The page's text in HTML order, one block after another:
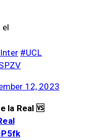
el
#UCL
12, 2023
la Real 🆚